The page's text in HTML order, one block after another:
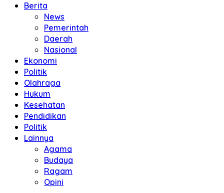
Berita
News
Pemerintah
Daerah
Nasional
Ekonomi
Politik
Olahraga
Hukum
Kesehatan
Pendidikan
Politik
Lainnya
Agama
Budaya
Ragam
Opini